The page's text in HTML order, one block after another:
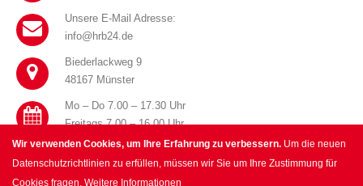
Wir verwenden Cookies, um Ihre Erfahrung zu verbessern. Um die neuen
Datenschutzrichtlinien zu erfüllen, müssen wir Sie um Ihre Zustimmung für
Cookies fragen. Weitere Informationen
Unsere E-Mail Adresse:
info@hrb24.de
Biederlackweg 9
48167 Münster
Mo – Do 7.00 – 17.30 Uhr
Freitags 7.00 – 16.00 Uhr